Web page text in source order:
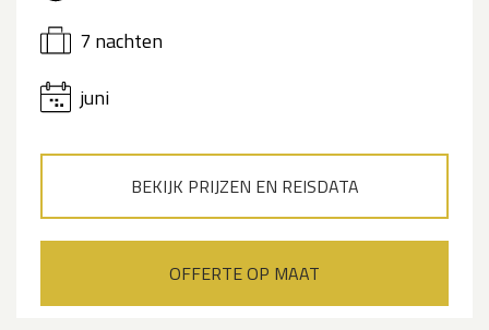
7 nachten
juni
BEKIJK PRIJZEN EN REISDATA
OFFERTE OP MAAT